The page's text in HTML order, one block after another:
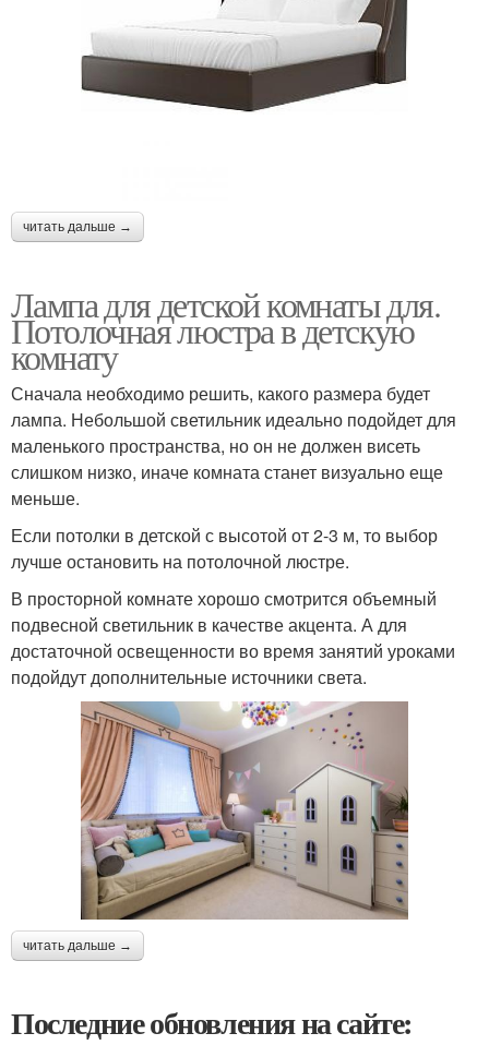
читать дальше →
Лампа для детской комнаты для.
Потолочная люстра в детскую
комнату
Сначала необходимо решить, какого размера будет
лампа. Небольшой светильник идеально подойдет для
маленького пространства, но он не должен висеть
слишком низко, иначе комната станет визуально еще
меньше.
Если потолки в детской с высотой от 2-3 м, то выбор
лучше остановить на потолочной люстре.
В просторной комнате хорошо смотрится объемный
подвесной светильник в качестве акцента. А для
достаточной освещенности во время занятий уроками
подойдут дополнительные источники света.
читать дальше →
Последние обновления на сайте: